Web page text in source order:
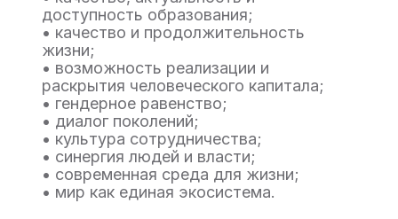
доступность образования;
• качество и продолжительность
жизни;
• возможность реализации и
раскрытия человеческого капитала;
• гендерное равенство;
• диалог поколений;
• культура сотрудничества;
• cинергия людей и власти;
• современная среда для жизни;
• мир как единая экосистема.